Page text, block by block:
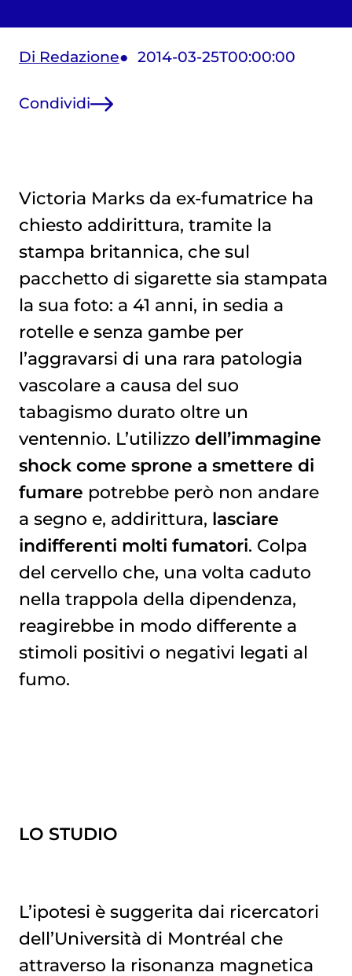
Di Redazione 2014-03-25T00:00:00
Condividi
Victoria Marks da ex-fumatrice ha
chiesto addirittura, tramite la
stampa britannica, che sul
pacchetto di sigarette sia stampata
la sua foto: a 41 anni, in sedia a
rotelle e senza gambe per
l’aggravarsi di una rara patologia
vascolare a causa del suo
tabagismo durato oltre un
ventennio. L’utilizzo dell’immagine
shock come sprone a smettere di
fumare potrebbe però non andare
a segno e, addirittura, lasciare
indifferenti molti fumatori. Colpa
del cervello che, una volta caduto
nella trappola della dipendenza,
reagirebbe in modo differente a
stimoli positivi o negativi legati al
fumo.
LO STUDIO
L’ipotesi è suggerita dai ricercatori
dell’Università di Montréal che
attraverso la risonanza magnetica